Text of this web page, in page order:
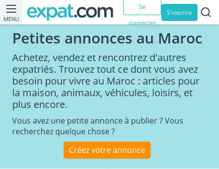
MENU
Se
connecter
S'inscrire
Petites annonces au Maroc
Achetez, vendez et rencontrez d'autres
expatriés. Trouvez tout ce dont vous avez
besoin pour vivre au Maroc : articles pour
la maison, animaux, véhicules, loisirs, et
plus encore.
Vous avez une petite annonce à publier ? Vous
recherchez quelque chose ?
Créez votre annonce